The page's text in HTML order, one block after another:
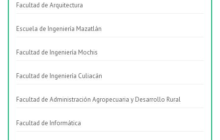
Facultad de Arquitectura
Escuela de Ingeniería Mazatlán
Facultad de Ingeniería Mochis
Facultad de Ingeniería Culiacán
Facultad de Administración Agropecuaria y Desarrollo Rural
Facultad de Informática